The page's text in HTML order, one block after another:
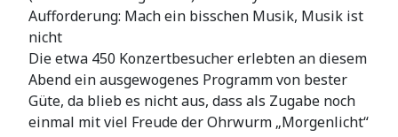
Aufforderung: Mach ein bisschen Musik, Musik ist
nicht
Die etwa 450 Konzertbesucher erlebten an diesem
Abend ein ausgewogenes Programm von bester
Güte, da blieb es nicht aus, dass als Zugabe noch
einmal mit viel Freude der Ohrwurm „Morgenlicht“